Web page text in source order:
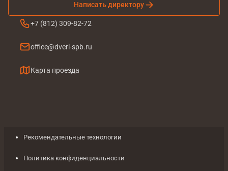
Написать директору
+7 (812) 309-82-72
office@dveri-spb.ru
Карта проезда
Рекомендательные технологии
Политика конфиденциальности